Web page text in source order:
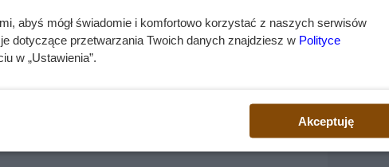
abyś mógł świadomie i komfortowo korzystać z naszych serwisów
dotyczące przetwarzania Twoich danych znajdziesz w Polityce
w „Ustawienia”.
Akceptuję